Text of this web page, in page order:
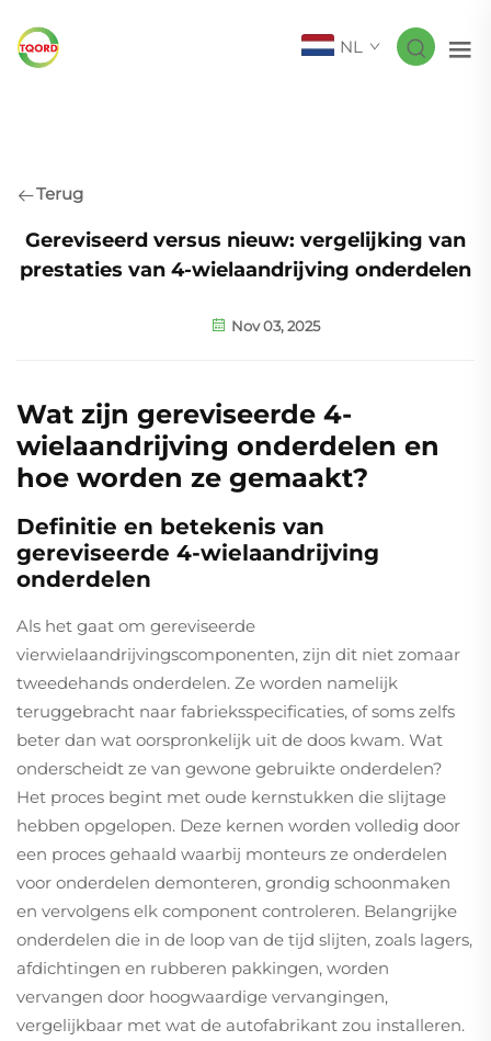
NL
Terug
Gereviseerd versus nieuw: vergelijking van
prestaties van 4-wielaandrijving onderdelen
Nov 03, 2025
Wat zijn gereviseerde 4-
wielaandrijving onderdelen en
hoe worden ze gemaakt?
Definitie en betekenis van
gereviseerde 4-wielaandrijving
onderdelen
Als het gaat om gereviseerde
vierwielaandrijvingscomponenten, zijn dit niet zomaar
tweedehands onderdelen. Ze worden namelijk
teruggebracht naar fabrieksspecificaties, of soms zelfs
beter dan wat oorspronkelijk uit de doos kwam. Wat
onderscheidt ze van gewone gebruikte onderdelen?
Het proces begint met oude kernstukken die slijtage
hebben opgelopen. Deze kernen worden volledig door
een proces gehaald waarbij monteurs ze onderdelen
voor onderdelen demonteren, grondig schoonmaken
en vervolgens elk component controleren. Belangrijke
onderdelen die in de loop van de tijd slijten, zoals lagers,
afdichtingen en rubberen pakkingen, worden
vervangen door hoogwaardige vervangingen,
vergelijkbaar met wat de autofabrikant zou installeren.